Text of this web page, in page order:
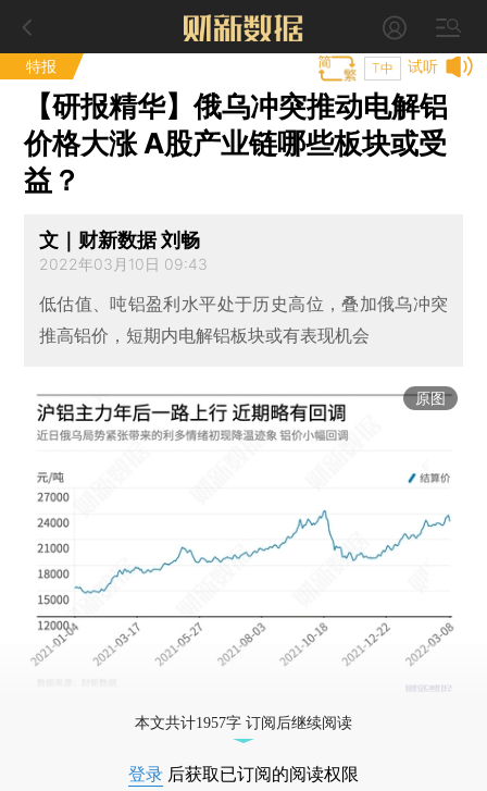
特报 试听
T中
【研报精华】俄乌冲突推动电解铝
价格大涨 A股产业链哪些板块或受
益？
文｜财新数据 刘畅
2022年03月10日 09:43
低估值、吨铝盈利水平处于历史高位，叠加俄乌冲突
推高铝价，短期内电解铝板块或有表现机会
原图
本文共计1957字 订阅后继续阅读
登录 后获取已订阅的阅读权限